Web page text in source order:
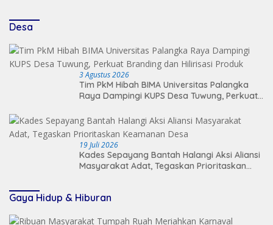
Desa
3 Agustus 2026
Tim PkM Hibah BIMA Universitas Palangka
Raya Dampingi KUPS Desa Tuwung, Perkuat
19 Juli 2026
Kades Sepayang Bantah Halangi Aksi Aliansi
Masyarakat Adat, Tegaskan Prioritaskan
Gaya Hidup & Hiburan